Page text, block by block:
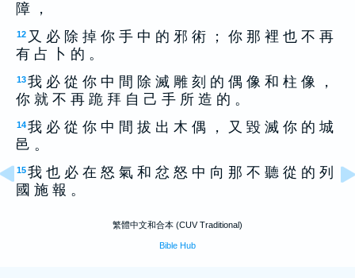
障 ，
12 又 必 除 掉 你 手 中 的 邪 術 ； 你 那 裡 也 不 再
有 占 卜 的 。
13我 必 從 你 中 間 除 滅 雕 刻 的 偶 像 和 柱 像 ，
你 就 不 再 跪 拜 自 己 手 所 造 的 。
14我 必 從 你 中 間 拔 出 木 偶 ， 又 毀 滅 你 的 城
邑 。
15我 也 必 在 怒 氣 和 忿 怒 中 向 那 不 聽 從 的 列
國 施 報 。
繁體中文和合本 (CUV Traditional)
Bible Hub